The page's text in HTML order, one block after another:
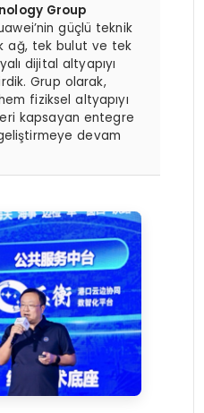
Group
güçlü teknik
ağ, tek bulut ve tek
dijital altyapıyı
Grup olarak,
fiziksel altyapıyı
kapsayan entegre
devam